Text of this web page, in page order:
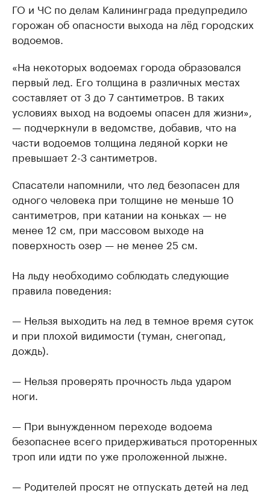
ГО и ЧС по делам Калининграда предупредило
горожан об опасности выхода на лёд городских
водоемов.
«На некоторых водоемах города образовался
первый лед. Его толщина в различных местах
составляет от 3 до 7 сантиметров. В таких
условиях выход на водоемы опасен для жизни»,
— подчеркнули в ведомстве, добавив, что на
части водоемов толщина ледяной корки не
превышает 2-3 сантиметров.
Спасатели напомнили, что лед безопасен для
одного человека при толщине не меньше 10
сантиметров, при катании на коньках — не
менее 12 см, при массовом выходе на
поверхность озер — не менее 25 см.
На льду необходимо соблюдать следующие
правила поведения:
— Нельзя выходить на лед в темное время суток
и при плохой видимости (туман, снегопад,
дождь).
— Нельзя проверять прочность льда ударом
ноги.
— При вынужденном переходе водоема
безопаснее всего придерживаться проторенных
троп или идти по уже проложенной лыжне.
— Родителей просят не отпускать детей на лед